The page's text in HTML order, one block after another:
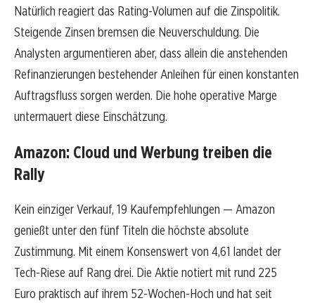
Natürlich reagiert das Rating-Volumen auf die Zinspolitik.
Steigende Zinsen bremsen die Neuverschuldung. Die
Analysten argumentieren aber, dass allein die anstehenden
Refinanzierungen bestehender Anleihen für einen konstanten
Auftragsfluss sorgen werden. Die hohe operative Marge
untermauert diese Einschätzung.
Amazon: Cloud und Werbung treiben die
Rally
Kein einziger Verkauf, 19 Kaufempfehlungen — Amazon
genießt unter den fünf Titeln die höchste absolute
Zustimmung. Mit einem Konsenswert von 4,61 landet der
Tech-Riese auf Rang drei. Die Aktie notiert mit rund 225
Euro praktisch auf ihrem 52-Wochen-Hoch und hat seit